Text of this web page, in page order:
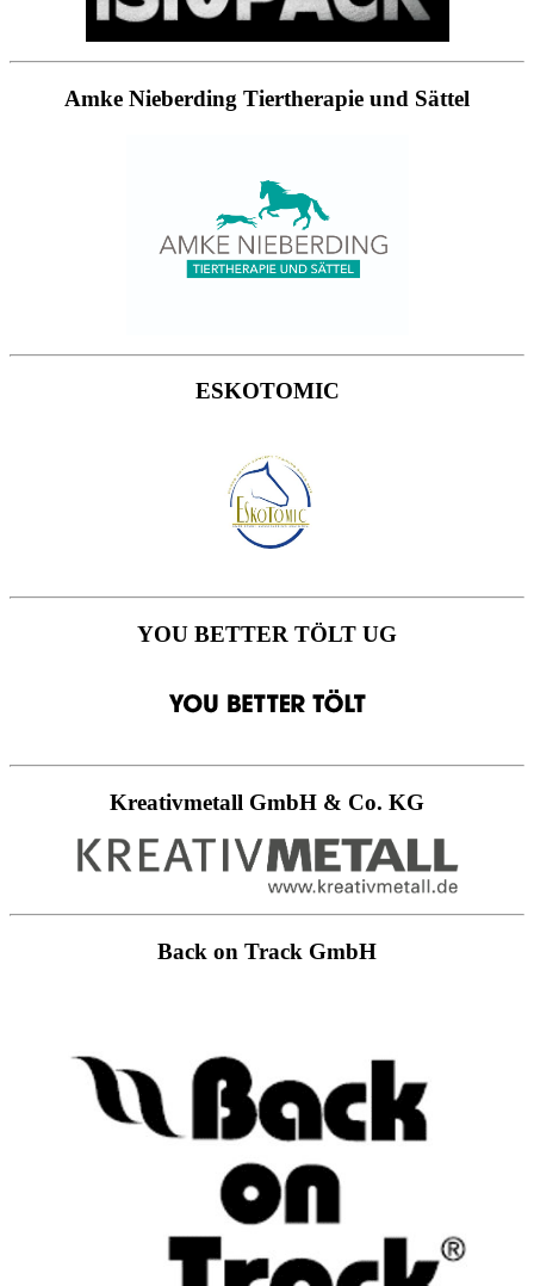
Amke Nieberding Tiertherapie und Sättel
ESKOTOMIC
YOU BETTER TÖLT UG
Kreativmetall GmbH & Co. KG
Back on Track GmbH